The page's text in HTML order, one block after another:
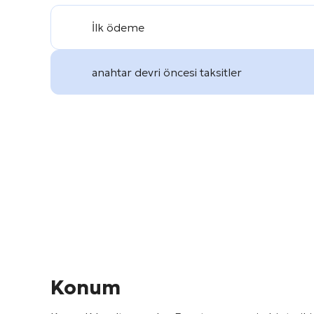
İlk ödeme
anahtar devri öncesi taksitler
Konum